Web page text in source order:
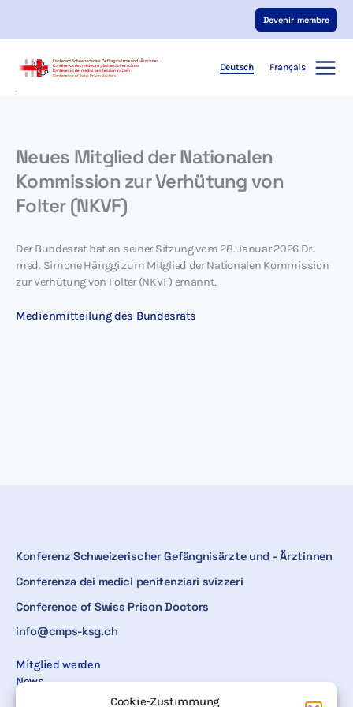
Cookie-Zustimmung
springen
Devenir membre
Deutsch Français
Neues Mitglied der Nationalen
Kommission zur Verhütung von
Folter (NKVF)
Der Bundesrat hat an seiner Sitzung vom 28. Januar 2026 Dr.
med. Simone Hänggi zum Mitglied der Nationalen Kommission
zur Verhütung von Folter (NKVF) ernannt.
Medienmitteilung des Bundesrats
Konferenz Schweizerischer Gefängnisärzte und - Ärztinnen
Conferenza dei medici penitenziari svizzeri
Conference of Swiss Prison Doctors
info@cmps-ksg.ch
Mitglied werden
News